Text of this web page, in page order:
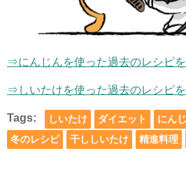
⇒にんじんを使った過去のレシピ
⇒しいたけを使った過去のレシピ
Tags: しいたけ ダイエット にん
冬のレシピ
干ししいたけ 精進料理